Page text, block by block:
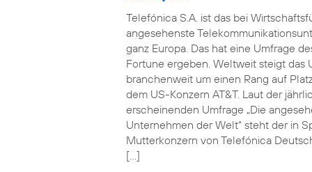
Telefónica S.A. ist das bei
angesehenste
ganz Europa. Das hat eine Umfrage
Fortune ergeben. Weltweit steigt das
branchenweit um einen Rang auf
dem US-Konzern AT&T. Laut der
erscheinenden Umfrage „Die
Unternehmen der Welt“ steht der in
Mutterkonzern von Telefónica
[…]